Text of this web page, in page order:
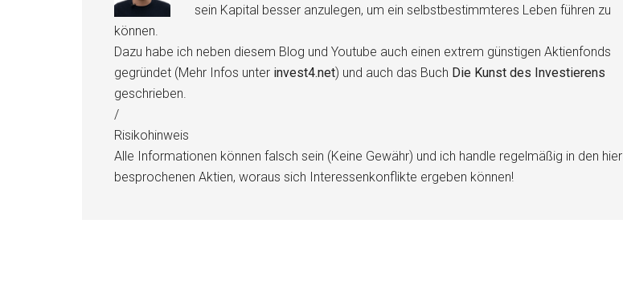
sein Kapital besser anzulegen, um ein selbstbestimmteres Leben führen zu
können.
Dazu habe ich neben diesem Blog und Youtube auch einen extrem günstigen Aktienfonds
gegründet (Mehr Infos unter invest4.net) und auch das Buch Die Kunst des Investierens
geschrieben.
/
Risikohinweis
Alle Informationen können falsch sein (Keine Gewähr) und ich handle regelmäßig in den hier
besprochenen Aktien, woraus sich Interessenkonflikte ergeben können!